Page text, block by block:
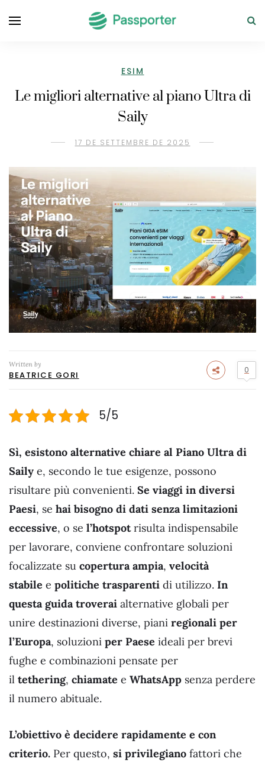
ESIM
Le migliori alternative al piano Ultra di
Saily
17 DE SETTEMBRE DE 2025
Written by
BEATRICE GORI 0
5/5
Sì, esistono alternative chiare al Piano Ultra di
Saily e, secondo le tue esigenze, possono
risultare più convenienti. Se viaggi in diversi
Paesi, se hai bisogno di dati senza limitazioni
eccessive, o se l’hotspotrisulta indispensabile
per lavorare, conviene confrontare soluzioni
focalizzate su copertura ampia, velocità
stabile e politiche trasparenti di utilizzo. In
questa guida troverai alternative globali per
unire destinazioni diverse, piani regionali per
l’Europa, soluzioni per Paese ideali per brevi
fughe e combinazioni pensate per
il tethering, chiamate e WhatsApp senza perdere
il numero abituale.
L’obiettivo è decidere rapidamente e con
criterio. Per questo, si privilegiano fattori che